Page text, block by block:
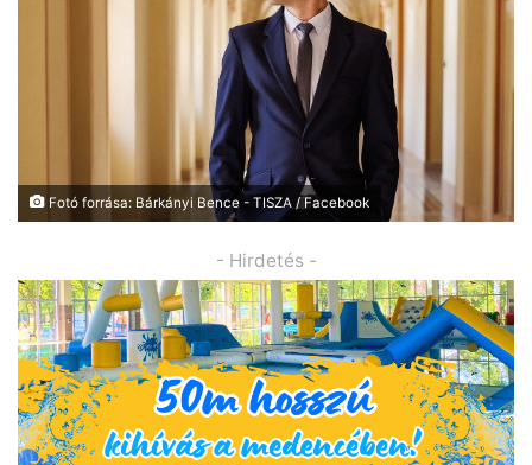
Fotó forrása: Bárkányi Bence - TISZA / Facebook
- Hirdetés -